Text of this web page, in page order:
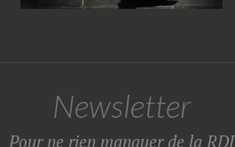
Newsletter
Pour ne rien manquer de la RDJ